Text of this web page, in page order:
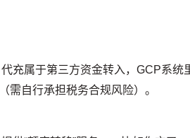
充属于第三方资金转入，GCP系统
需自行承担税务合规风险）。